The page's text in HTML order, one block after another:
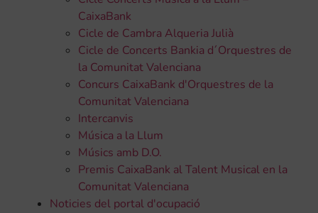
CaixaBank
Cicle de Cambra Alqueria Julià
Cicle de Concerts Bankia d´Orquestres de
la Comunitat Valenciana
Concurs CaixaBank d'Orquestres de la
Comunitat Valenciana
Intercanvis
Música a la Llum
Músics amb D.O.
Premis CaixaBank al Talent Musical en la
Comunitat Valenciana
Noticies del portal d'ocupació